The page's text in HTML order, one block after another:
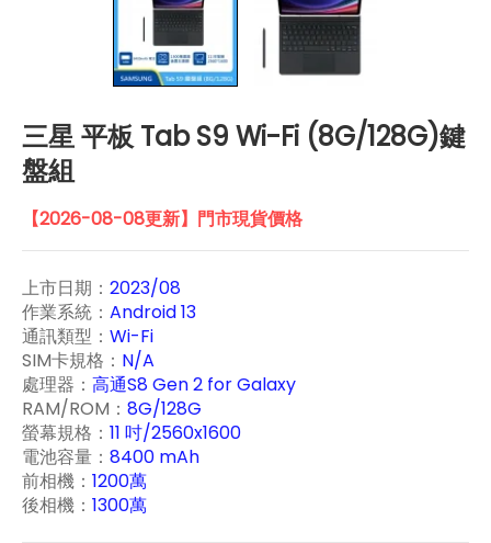
三星 平板 Tab S9 Wi-Fi (8G/128G)鍵
盤組
【2026-08-08更新】門市現貨價格
上市日期： 2023/08
作業系統： Android 13
通訊類型： Wi-Fi
SIM卡規格： N/A
處理器： 高通S8 Gen 2 for Galaxy
RAM/ROM： 8G/128G
螢幕規格： 11 吋/2560x1600
電池容量： 8400 mAh
前相機： 1200萬
後相機： 1300萬